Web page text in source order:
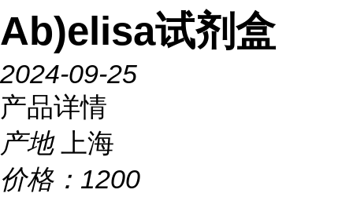
Ab)elisa试剂盒
2024-09-25
产品详情
产地
上海
价格： 1200